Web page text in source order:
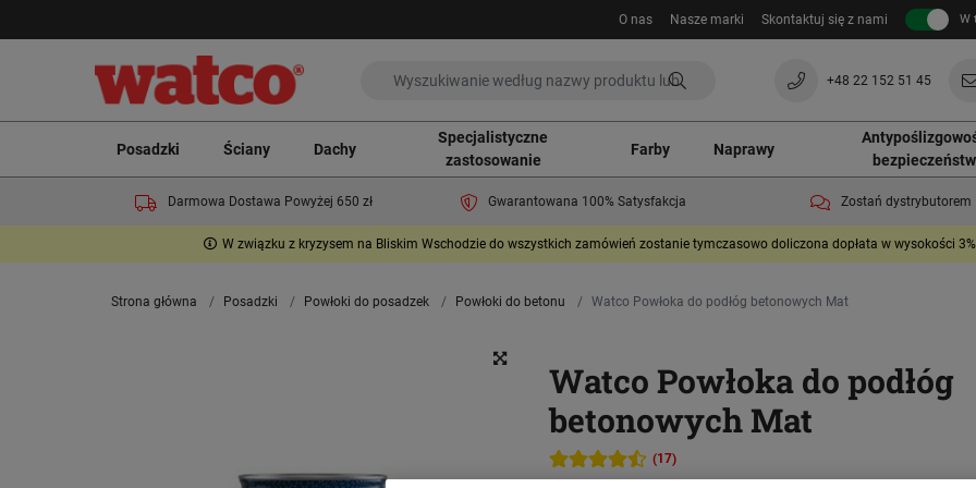
O nas Nasze marki Skontaktuj się z nami W
+48 22 152 51 45
Posadzki Ściany Dachy
Specjalistyczne
zastosowanie
Farby Naprawy
Darmowa Dostawa Powyżej 650 zł Gwarantowana 100% Satysfakcja Zostań dystrybutorem
W związku z kryzysem na Bliskim Wschodzie do wszystkich zamówień zostanie tymczasowo doliczona dopłata w wysokości
Strona główna Posadzki Powłoki do posadzek Powłoki do betonu Watco Powłoka do podłóg betonowych Mat
Watco Powłoka do podłóg
betonowych Mat
(17)